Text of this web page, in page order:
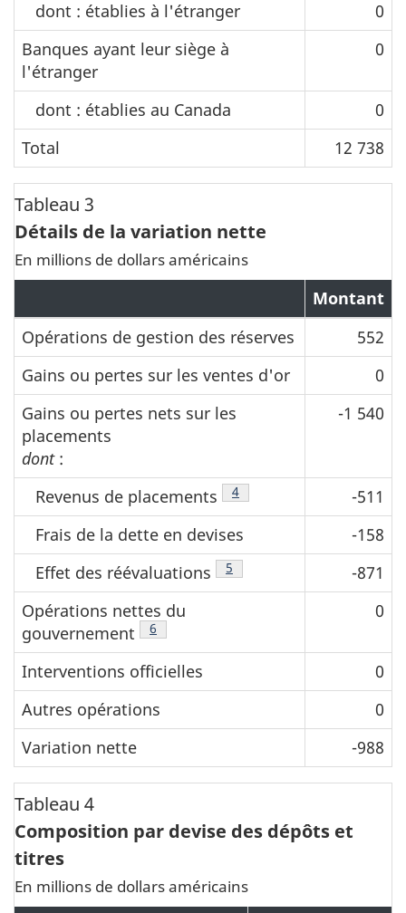
dont : établies à l'étranger
0
Banques ayant leur siège à
l'étranger
0
dont : établies au Canada
0
Total
12 738
Tableau 3
Détails de la variation nette
En millions de dollars américains
Montant
Opérations de gestion des réserves
552
Gains ou pertes sur les ventes d'or
0
Gains ou pertes nets sur les
placements
dont :
-1 540
Revenus de placements Note de bas de page
4
-511
Frais de la dette en devises
-158
Effet des réévaluations
Note de bas de page
5
-871
Opérations nettes du
gouvernement
Note de bas de page
6
0
Interventions officielles
0
Autres opérations
0
Variation nette
-988
Tableau 4
Composition par devise des dépôts et
titres
En millions de dollars américains